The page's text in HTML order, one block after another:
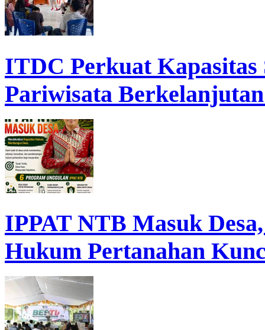
ITDC Perkuat
Pariwisata
IPPAT NTB Masuk
Hukum Pertanahan